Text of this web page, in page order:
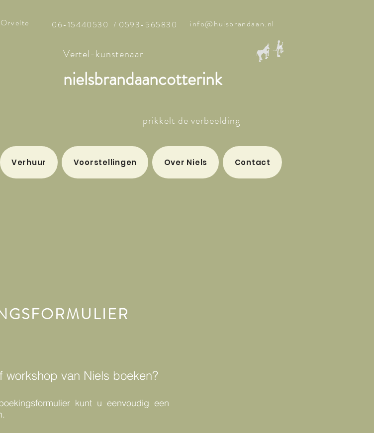
06-15440530 / 0593-565830 info@huisbrandaan.nl
Vertel-kunstenaar
nielsbrandaancotterink
prikkelt de verbeelding
Verhuur Voorstellingen Over Niels Contact
workshop van Niels boeken?
kunt u eenvoudig een